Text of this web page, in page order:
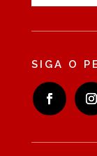
SIGA O